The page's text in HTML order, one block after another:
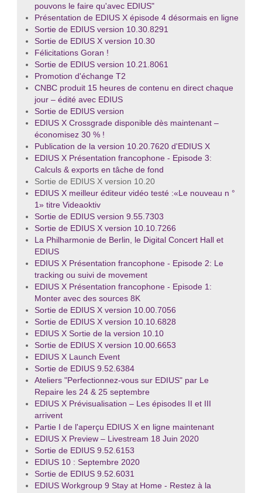
pouvons le faire qu'avec EDIUS"
Présentation de EDIUS X épisode 4 désormais en ligne
Sortie de EDIUS version 10.30.8291
Sortie de EDIUS X version 10.30
Félicitations Goran !
Sortie de EDIUS version 10.21.8061
Promotion d'échange T2
CNBC produit 15 heures de contenu en direct chaque
jour – édité avec EDIUS
Sortie de EDIUS version
EDIUS X Crossgrade disponible dès maintenant –
économisez 30 % !
Publication de la version 10.20.7620 d'EDIUS X
EDIUS X Présentation francophone - Episode 3:
Calculs & exports en tâche de fond
Sortie de EDIUS X version 10.20
EDIUS X meilleur éditeur vidéo testé :«Le nouveau n °
1» titre Videaoktiv
Sortie de EDIUS version 9.55.7303
Sortie de EDIUS X version 10.10.7266
La Philharmonie de Berlin, le Digital Concert Hall et
EDIUS
EDIUS X Présentation francophone - Episode 2: Le
tracking ou suivi de movement
EDIUS X Présentation francophone - Episode 1:
Monter avec des sources 8K
Sortie de EDIUS X version 10.00.7056
Sortie de EDIUS X version 10.10.6828
EDIUS X Sortie de la version 10.10
Sortie de EDIUS X version 10.00.6653
EDIUS X Launch Event
Sortie de EDIUS 9.52.6384
Ateliers "Perfectionnez-vous sur EDIUS" par Le
Repaire les 24 & 25 septembre
EDIUS X Prévisualisation – Les épisodes II et III
arrivent
Partie I de l'aperçu EDIUS X en ligne maintenant
EDIUS X Preview – Livestream 18 Juin 2020
Sortie de EDIUS 9.52.6153
EDIUS 10 : Septembre 2020
Sortie de EDIUS 9.52.6031
EDIUS Workgroup 9 Stay at Home - Restez à la